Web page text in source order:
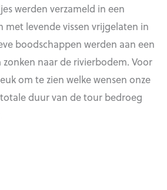
werden verzameld in een
met levende vissen vrijgelaten in
boodschappen werden aan een
naar de rivierbodem. Voor
om te zien welke wensen onze
duur van de tour bedroeg